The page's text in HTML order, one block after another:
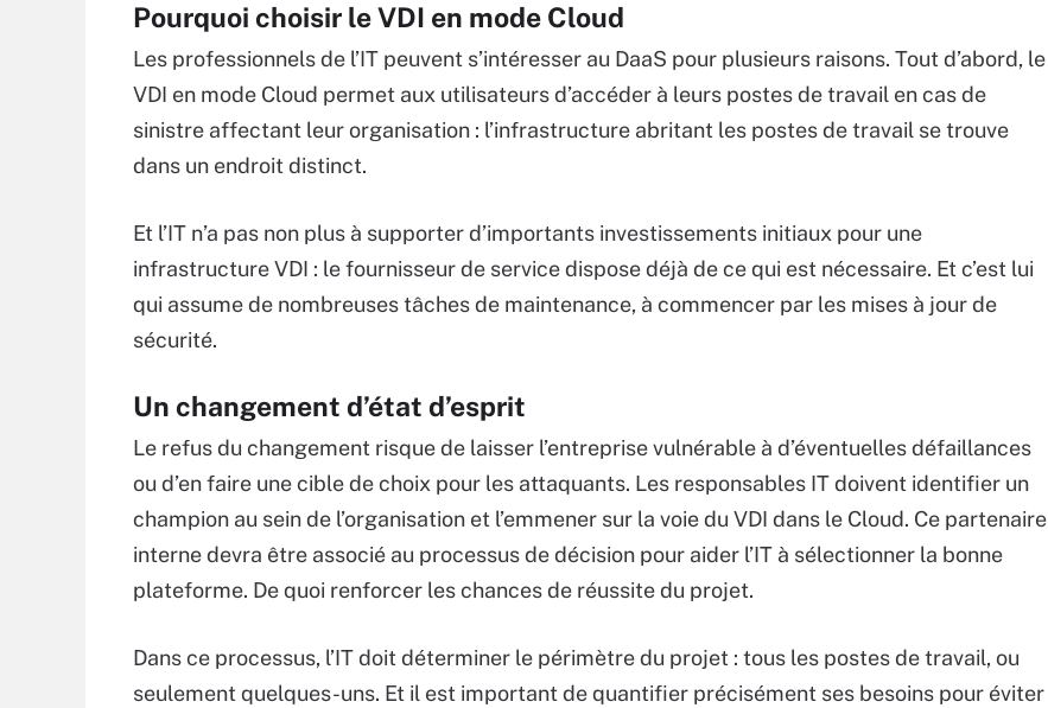
Pourquoi choisir le VDI en mode Cloud
Les professionnels de l’IT peuvent s’intéresser au DaaS pour plusieurs raisons. Tout d’abord, le
VDI en mode Cloud permet aux utilisateurs d’accéder à leurs postes de travail en cas de
sinistre affectant leur organisation : l’infrastructure abritant les postes de travail se trouve
dans un endroit distinct.
Et l’IT n’a pas non plus à supporter d’importants investissements initiaux pour une
infrastructure VDI : le fournisseur de service dispose déjà de ce qui est nécessaire. Et c’est lui
qui assume de nombreuses tâches de maintenance, à commencer par les mises à jour de
sécurité.
Un changement d’état d’esprit
Le refus du changement risque de laisser l’entreprise vulnérable à d’éventuelles défaillances
ou d’en faire une cible de choix pour les attaquants. Les responsables IT doivent identifier un
champion au sein de l’organisation et l’emmener sur la voie du VDI dans le Cloud. Ce partenaire
interne devra être associé au processus de décision pour aider l’IT à sélectionner la bonne
plateforme. De quoi renforcer les chances de réussite du projet.
Dans ce processus, l’IT doit déterminer le périmètre du projet : tous les postes de travail, ou
seulement quelques-uns. Et il est important de quantifier précisément ses besoins pour éviter